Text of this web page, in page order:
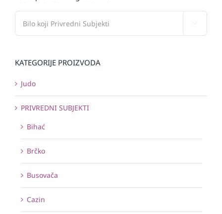
KATEGORIJE PROIZVODA
Judo
PRIVREDNI SUBJEKTI
Bihać
Brčko
Busovača
Cazin